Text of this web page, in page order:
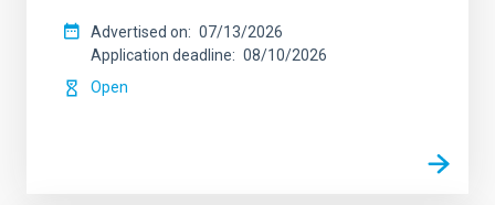
Advertised on
07/13/2026
Application deadline
08/10/2026
Open